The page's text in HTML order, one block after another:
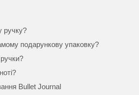
ручку?
подарункову упаковку?
Bullet Journal